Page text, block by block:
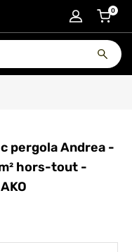
0article
pergola Andrea -
hors-tout -